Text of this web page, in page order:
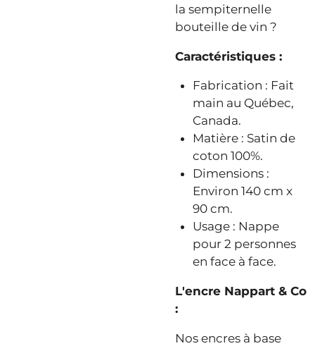
la sempiternelle
bouteille de vin ?
Caractéristiques :
Fabrication : Fait
main au Québec,
Canada.
Matière : Satin de
coton 100%.
Dimensions :
Environ 140 cm x
90 cm.
Usage : Nappe
pour 2 personnes
en face à face.
L'encre Nappart & Co
:
Nos encres à base